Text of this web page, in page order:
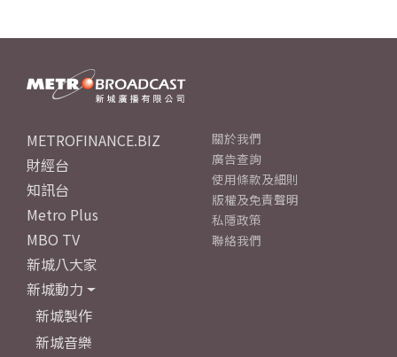
METROFINANCE.BIZ
財經台
知訊台
Metro Plus
MBO TV
新城八大家
新城動力
新城製作
新城音樂
關於我們
廣告查詢
使用條款及細則
版權及免責聲明
私隱政策
聯絡我們